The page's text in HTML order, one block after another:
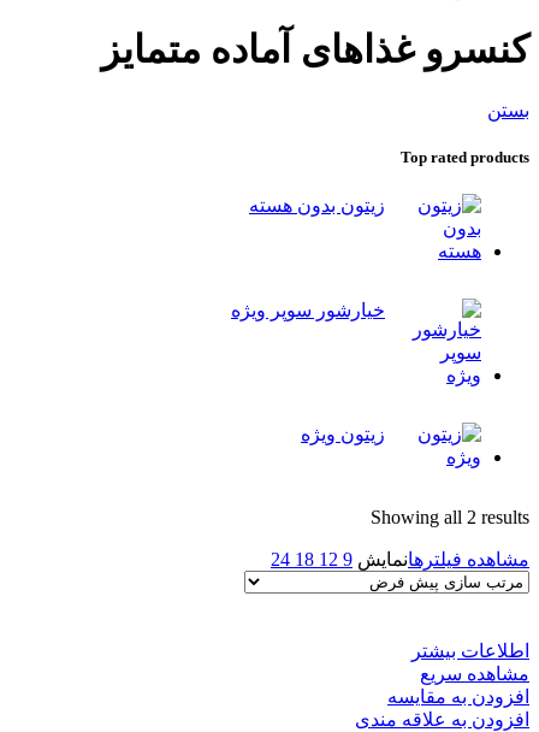
کنسرو غذاهای آماده متمایز
بستن
Top rated products
زیتون بدون هسته
خیارشور سوپر ویژه
زیتون ویژه
Showing all 2 results
مشاهده فیلترهانمایش 9
12
18
24
اطلاعات بیشتر
مشاهده سریع
افزودن به مقایسه
افزودن به علاقه مندی